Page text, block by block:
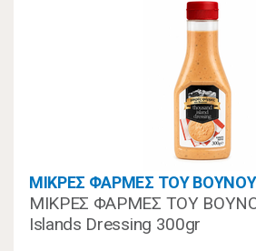
ΜΙΚΡΕΣ ΦΑΡΜΕΣ ΤΟΥ ΒΟΥΝΟΥ
ΜΙΚΡΕΣ ΦΑΡΜΕΣ ΤΟΥ
Islands Dressing 300gr